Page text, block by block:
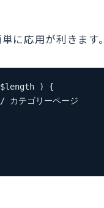
に応用が利きます。
$length ) {